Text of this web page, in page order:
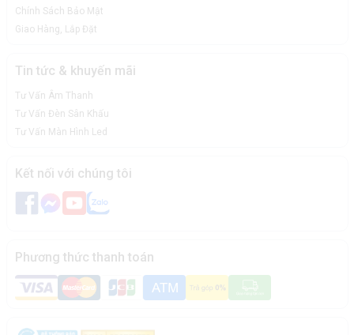
Chính Sách Bảo Mật
Giao Hàng, Lắp Đặt
Tin tức & khuyến mãi
Tư Vấn Âm Thanh
Tư Vấn Đèn Sân Khấu
Tư Vấn Màn Hình Led
Kết nối với chúng tôi
Phương thức thanh toán